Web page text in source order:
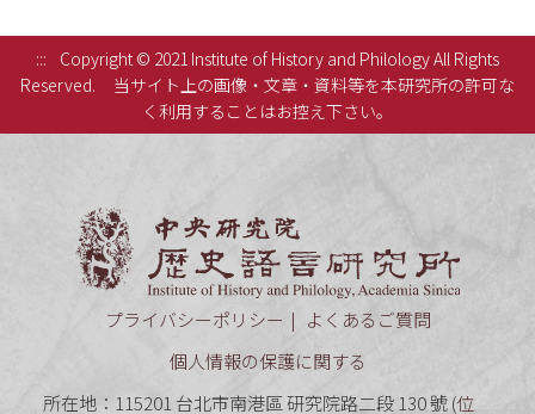
:::
Copyright © 2021 Institute of History and Philology All Rights
Reserved.
当サイト上の画像・文章・資料等を本研究所の許可な
く利用することはお控え下さい。
プライバシーポリシー
よくあるご質問
個人情報の保護に関する
所在地：115201 台北市南港區 研究院路二段 130 號 (位